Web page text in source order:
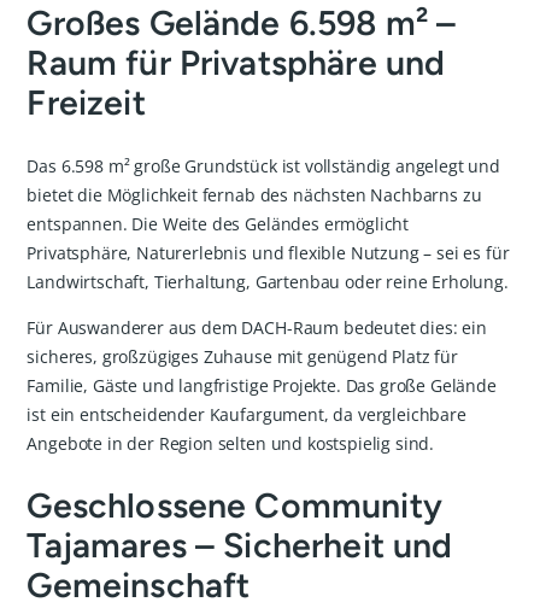
Großes Gelände 6.598 m² –
Raum für Privatsphäre und
Freizeit
Das 6.598 m² große Grundstück ist vollständig angelegt und
bietet die Möglichkeit fernab des nächsten Nachbarns zu
entspannen. Die Weite des Geländes ermöglicht
Privatsphäre, Naturerlebnis und flexible Nutzung – sei es für
Landwirtschaft, Tierhaltung, Gartenbau oder reine Erholung.
Für Auswanderer aus dem DACH-Raum bedeutet dies: ein
sicheres, großzügiges Zuhause mit genügend Platz für
Familie, Gäste und langfristige Projekte. Das große Gelände
ist ein entscheidender Kaufargument, da vergleichbare
Angebote in der Region selten und kostspielig sind.
Geschlossene Community
Tajamares – Sicherheit und
Gemeinschaft